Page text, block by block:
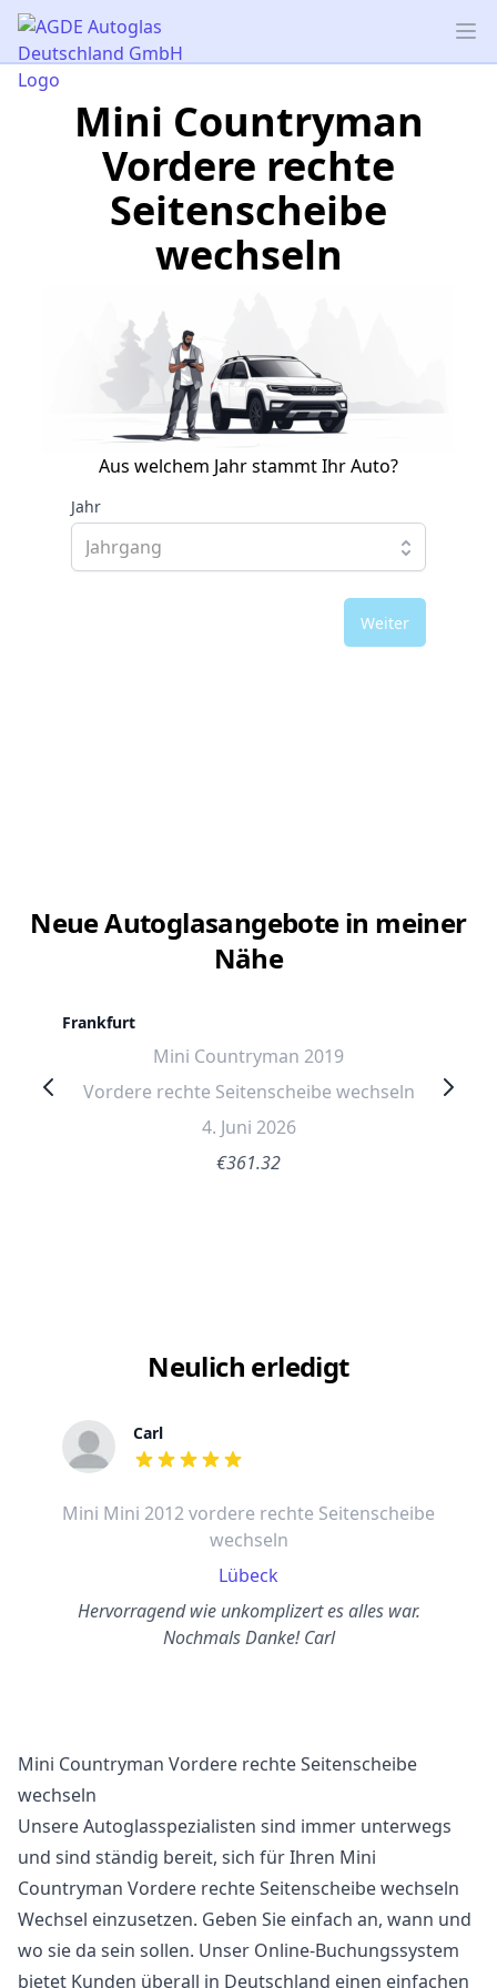
AGDE Autoglas Deutschland GmbH
Mini Countryman
Vordere rechte
Seitenscheibe
wechseln
Aus welchem Jahr stammt Ihr Auto?
Jahr
Weiter
Neue Autoglasangebote in meiner
Nähe
Frankfurt
Mini Countryman 2019
Vordere rechte Seitenscheibe wechseln
4. Juni 2026
€361.32
Neulich erledigt
Carl
out of 5 stars
Mini Mini 2012 vordere rechte Seitenscheibe
wechseln
Lübeck
Hervorragend wie unkomplizert es alles war.
Nochmals Danke! Carl
Mini Countryman Vordere rechte Seitenscheibe
wechseln
Unsere Autoglasspezialisten sind immer unterwegs
und sind ständig bereit, sich für Ihren Mini
Countryman Vordere rechte Seitenscheibe wechseln
Wechsel einzusetzen. Geben Sie einfach an, wann und
wo sie da sein sollen. Unser Online-Buchungssystem
bietet Kunden überall in Deutschland einen einfachen